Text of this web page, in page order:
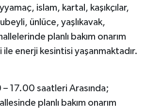
islam, kartal, kaşıkçılar,
ünlüce, yaşlıkavak,
planlı bakım onarım
ile enerji kesintisi yaşanmaktadır.
17.00 saatleri Arasında;
planlı bakım onarım